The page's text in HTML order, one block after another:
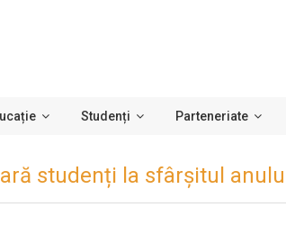
Studenți Parteneriate
studenți la sfârșitul